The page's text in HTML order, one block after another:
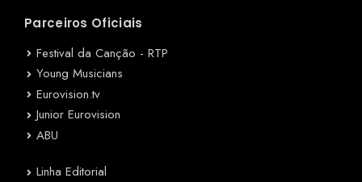
Parceiros Oficiais
Festival da Canção - RTP
Young Musicians
Eurovision.tv
Junior Eurovision
ABU
Linha Editorial